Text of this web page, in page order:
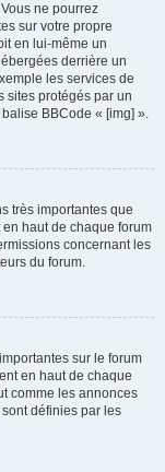
ne pourrez
sur votre propre
en lui-même un
derrière un
les services de
sites protégés par un
BBCode « [img] ».
très importantes que
haut de chaque forum
concernant les
du forum.
sur le forum
en haut de chaque
comme les annonces
définies par les